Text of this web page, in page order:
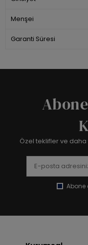
Menşei
Garanti Süresi
Özel teklifler ve
Abone